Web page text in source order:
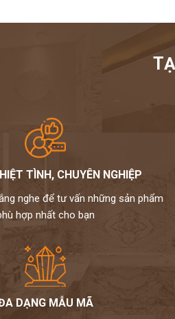
TÌNH, CHUYÊN NGHIỆP
nghe để tư vấn những sản phẩm
hợp nhất cho bạn
DẠNG MẪU MÃ